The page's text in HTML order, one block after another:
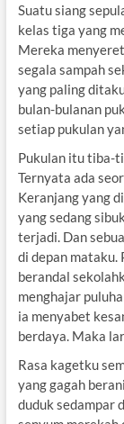
Suatu siang
kelas tiga yang
Mereka
segala sampah
yang paling
bulan-bulanan
setiap pukulan
Pukulan itu tiba-
Ternyata ada
Keranjang yang
yang sedang
terjadi. Dan
di depan mataku.
berandal
menghajar
ia menyabet
berdaya. Maka
Rasa kagetku
yang gagah
duduk sedampar